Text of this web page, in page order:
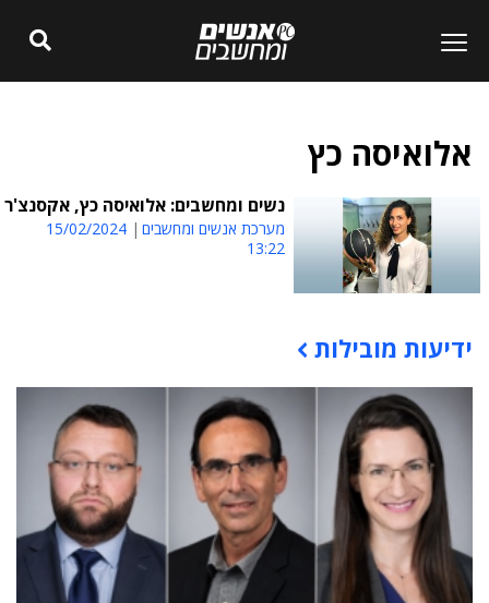
אלואיסה כץ
נשים ומחשבים: אלואיסה כץ, אקסנצ'ר
מערכת אנשים ומחשבים
15/02/2024
13:22
תוכן פרסומי
ידיעות מובילות